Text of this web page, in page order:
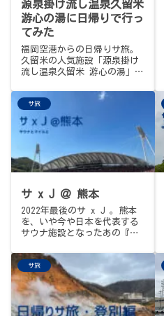
源泉掛け流し温泉久留米
游心の湯に日帰りで行っ
てみた
福岡空港からの日帰りサ旅。
久留米の人気施設「源泉掛け
流し温泉久留米 游心の湯」
とラーメンを満喫してきまし
た。
サ旅
サ x J ＠ 熊本
2022年最後のサ x J 。熊本
を、いや今や日本を代表する
サウナ施設となったあの『湯
ジアムでの中村俊輔現役最後
の試合を楽しんできました。
サ旅